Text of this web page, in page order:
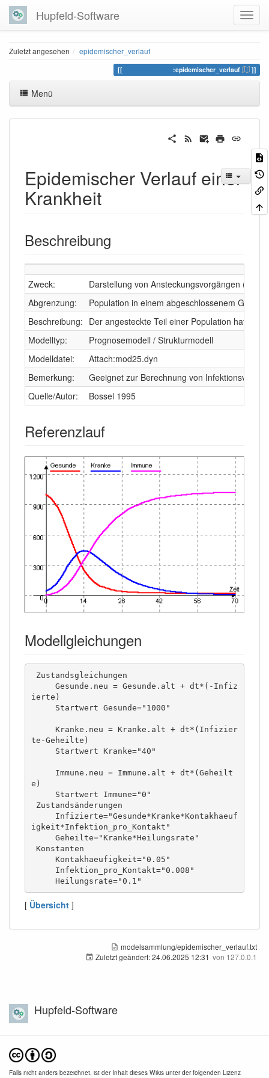
Hupfeld-Software
Zuletzt angesehen epidemischer_verlauf
:epidemischer_verlauf
Menü
Epidemischer Verlauf einer
Krankheit
Beschreibung
Zweck:
Darstellung von Ansteckungsvorgängen
Abgrenzung:
Population in einem abgeschlossenem Gebiet
Beschreibung: Der angesteckte Teil einer Population hat
Modelltyp:
Prognosemodell / Strukturmodell
Modelldatei:
Attach:mod25.dyn
Bemerkung:
Geeignet zur Berechnung von
Quelle/Autor:
Bossel 1995
Referenzlauf
Modellgleichungen
ierte)
te-Geheilte)
e)
igkeit*Infektion_pro_Kontakt"
     Heilungsrate="0.1"
[ Übersicht ]
modelsammlung/epidemischer_verlauf.txt
Zuletzt geändert:24.06.2025 12:31 von 127.0.0.1
Hupfeld-Software
Falls nicht anders bezeichnet, ist der Inhalt dieses Wikis unter der folgenden Lizenz